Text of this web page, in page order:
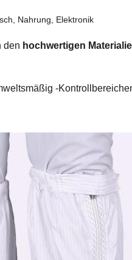
Nahrung, Elektronik
den hochwertigen
-